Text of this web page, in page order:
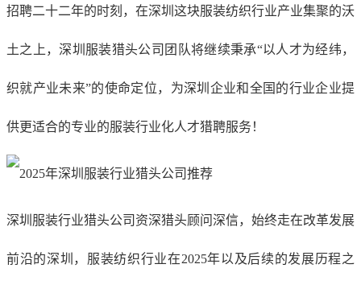
招聘二十二年的时刻 ， 在深圳这块服装纺织行业产业集聚的沃
土之上，深圳服装猎头公司团队将继续秉承“以人才为经纬，
织就产业未来”的使命定位，为深圳 企业和全国的行业企业提
供更适合的专业的服装行业化人才猎聘服务！
深圳服装行业猎头公司资深猎头顾问深信，始终走在改革发展
前沿的深圳，服装纺织行业在2025年以及后续的发展历程之